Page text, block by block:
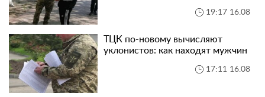
19:17 16.08
ТЦК по-новому вычисляют
уклонистов: как находят мужчин
17:11 16.08